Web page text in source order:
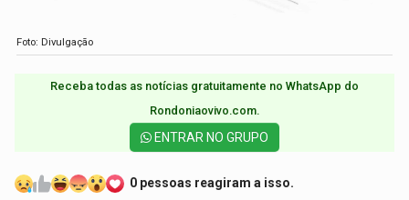
Foto: Divulgação
Receba todas as notícias gratuitamente no WhatsApp do
Rondoniaovivo.com.​
ENTRAR NO GRUPO
0 pessoas reagiram a isso.